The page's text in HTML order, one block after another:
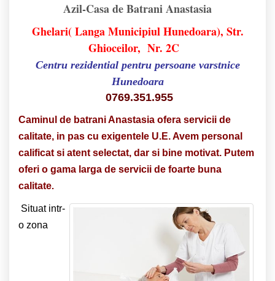
Azil-Casa de Batrani Anastasia
Ghelari( Langa Municipiul Hunedoara), Str.
Ghioceilor, Nr. 2C
Centru rezidential pentru persoane varstnice
Hunedoara
0769.351.955
Caminul de batrani Anastasia ofera servicii de
calitate, in pas cu exigentele U.E. Avem personal
calificat si atent selectat, dar si bine motivat. Putem
oferi o gama larga de servicii de foarte buna
calitate.
Situat intr-
o zona